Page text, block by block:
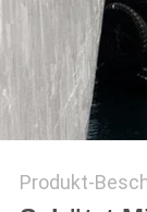
Produkt-